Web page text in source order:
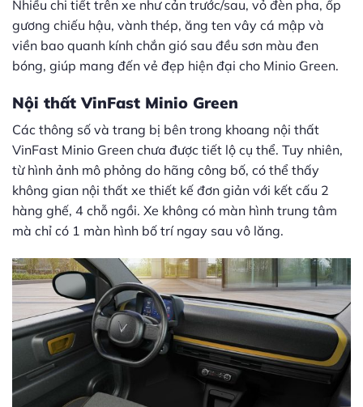
Nhiều chi tiết trên xe như cản trước/sau, vỏ đèn pha, ốp
gương chiếu hậu, vành thép, ăng ten vây cá mập và
viền bao quanh kính chắn gió sau đều sơn màu đen
bóng, giúp mang đến vẻ đẹp hiện đại cho Minio Green.
Nội thất VinFast Minio Green
Các thông số và trang bị bên trong khoang nội thất
VinFast Minio Green chưa được tiết lộ cụ thể. Tuy nhiên,
từ hình ảnh mô phỏng do hãng công bố, có thể thấy
không gian nội thất xe thiết kế đơn giản với kết cấu 2
hàng ghế, 4 chỗ ngồi. Xe không có màn hình trung tâm
mà chỉ có 1 màn hình bố trí ngay sau vô lăng.